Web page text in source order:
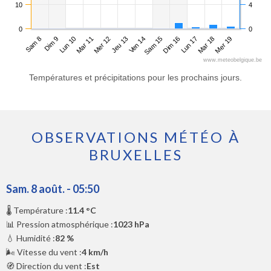
Sam 8Dim 9Lun 10Mar 11Mer 12Jeu 13Ven 14Sam 15Dim 16Lun 17Mar 18Mer 19
0
10
0
4
www.meteobelgique.be
Températures et précipitations pour les prochains jours.
OBSERVATIONS MÉTÉO À
BRUXELLES
Sam. 8 août. - 05:50
🌡️ Température :11.4 °C
📊 Pression atmosphérique :1023 hPa
💧 Humidité :82 %
🌬️ Vitesse du vent :4 km/h
🧭 Direction du vent :Est